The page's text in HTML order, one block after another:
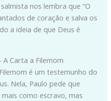
nos lembra que “O
de coração e salva os
a ideia de que Deus é
A Carta a Filemom
é um testemunho do
Nela, Paulo pede que
como escravo, mas